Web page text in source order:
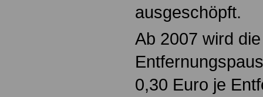
ausgeschöpft.
Ab 2007 wird die
0,30 Euro je